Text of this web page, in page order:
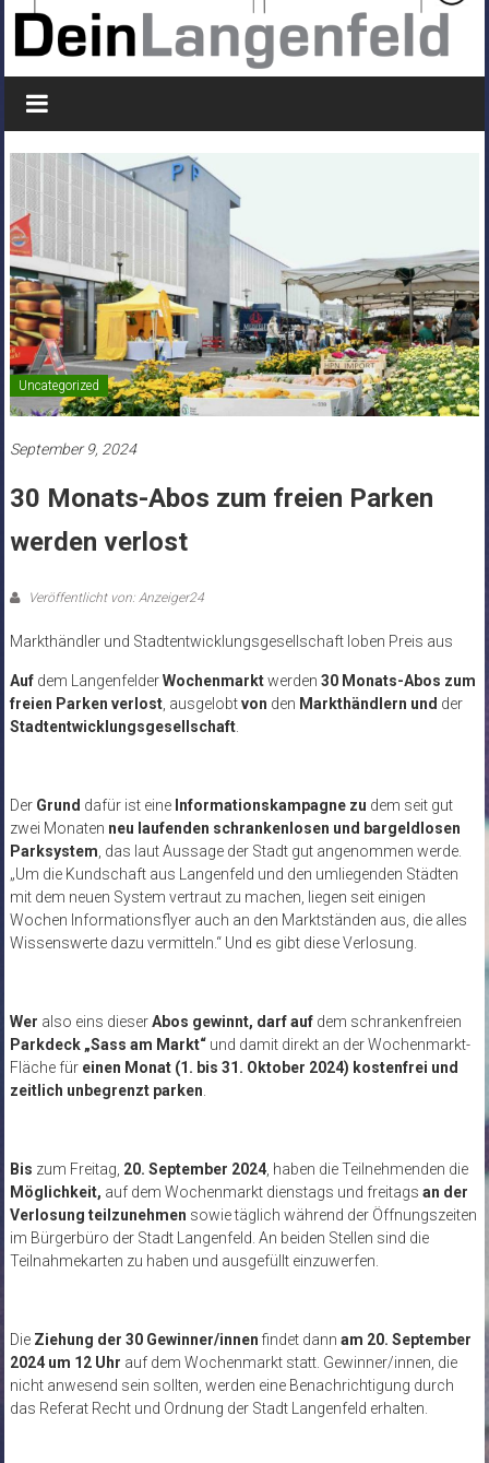
Uncategorized
September 9, 2024
30 Monats-Abos zum freien Parken
werden verlost
Veröffentlicht von: Anzeiger24
Markthändler und Stadtentwicklungsgesellschaft loben Preis aus
Aufdem LangenfelderWochenmarktwerden 30 Monats-Abos zum
freien Parken verlost, ausgelobtvon den Markthändlern und der
Stadtentwicklungsgesellschaft.
Der Grund dafür ist eine Informationskampagne zu dem seit gut
zwei Monaten neu laufenden schrankenlosen und bargeldlosen
Parksystem , das laut Aussage der Stadt gut angenommen werde.
„Um die Kundschaft aus Langenfeld und den umliegenden Städten
mit dem neuen System vertraut zu machen, liegen seit einigen
Wochen Informationsflyer auch an den Marktständen aus, die alles
Wissenswerte dazu vermitteln.“ Und es gibt diese Verlosung.
Wer also eins dieserAbos gewinnt, darf auf dem schrankenfreien
Parkdeck „Sass am Markt“ und damit direkt an der Wochenmarkt-
Fläche für einen Monat (1. bis 31. Oktober 2024) kostenfrei und
zeitlich unbegrenzt parken
Bis zum Freitag, 20. September 2024, haben die Teilnehmenden die
Möglichkeit, auf dem Wochenmarkt dienstags und freitags an der
Verlosung teilzunehmen sowie täglich während der Öffnungszeiten
im Bürgerbüro der Stadt Langenfeld. An beiden Stellen sind die
Teilnahmekarten zu haben und ausgefüllt einzuwerfen.
Die Ziehung der 30 Gewinner/innen findet dann am 20. September
2024 um 12 Uhr auf dem Wochenmarkt statt. Gewinner/innen, die
nicht anwesend sein sollten, werden eine Benachrichtigung durch
das Referat Recht und Ordnung der Stadt Langenfeld erhalten.